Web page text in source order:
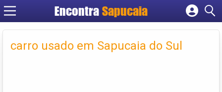
Encontra
Cadastrar empresa
Criar conta
carro usado em Sapucaia do Sul